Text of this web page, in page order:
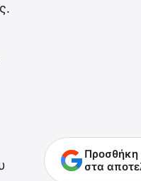
Προσθήκη
στα